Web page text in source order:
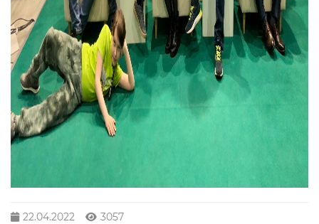
22.04.2022 3057